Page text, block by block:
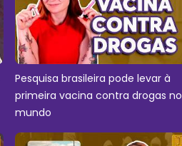
Pesquisa brasileira pode levar à
primeira vacina contra drogas no
mundo